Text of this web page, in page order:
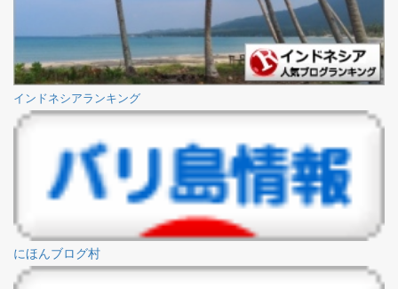
インドネシアランキング
にほんブログ村